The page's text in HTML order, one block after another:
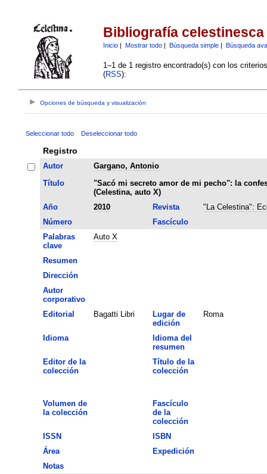
Bibliografía celestinesca
Inicio| Mostrar todo| Búsqueda simple| Búsqueda
1–1 de 1 registro encontrado(s) con los
(RSS):
Opciones de búsqueda y visualización
Seleccionar todo Deseleccionar todo
Registro
Autor
Gargano, Antonio
Título
"Sacó mi secreto amor de mi pecho": la
(Celestina, auto X)
Año
2010 Revista
"La Celestina":
Número
Fascículo
Palabras
clave
Auto X
Resumen
Dirección
Autor
corporativo
Editorial
Bagatti Libri
Lugar de
edición
Roma
Idioma
Idioma del
resumen
Editor de la
colección
Título de la
colección
Volumen de
la colección
Fascículo
de la
colección
ISSN
ISBN
Área
Expedición
Notas